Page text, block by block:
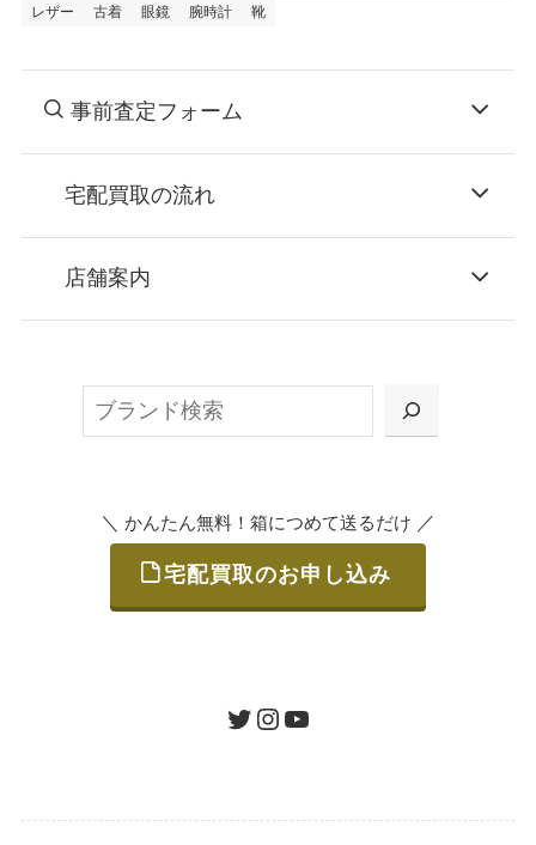
レザー
古着 眼鏡 腕時計 靴
事前査定フォーム
宅配買取の流れ
お申込み
または梱包材不要の「集荷申込」からお選び
ご発送
店舗案内
＼ かんたん無料！箱につめて送るだけ ／
宅配買取のお申し込み
ツイッターインスタグラムユーチューブ